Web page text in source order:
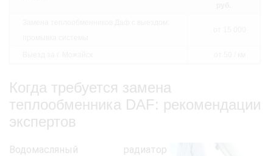
Когда требуется замена
теплообменника DAF: рекомендации
экспертов
Водомасляный радиатор